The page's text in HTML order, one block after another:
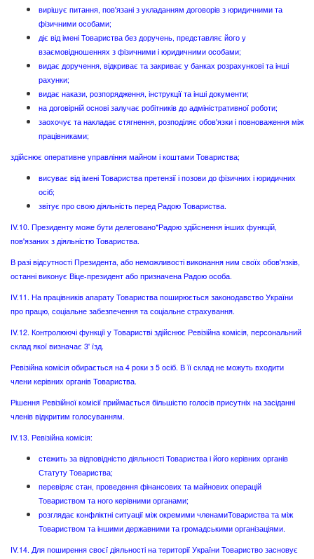
вирішує питання, пов'язані з укладанням договорів з юридичними та
фізичними особами;
діє від імені Товариства без доручень, представляє його у
взаємовідношеннях з фізичними і юридичними особами;
видає доручення, відкриває та закриває у банках розрахункові та інші
рахунки;
видає накази, розпорядження, інструкції та інші документи;
на договірній основі залучає робітників до адміністративної роботи;
заохочує та накладає стягнення, розподіляє обов'язки і повноваження між
працівниками;
здійснює оперативне управління майном і коштами Товариства;
висуває від імені Товариства претензії і позови до фізичних і юридичних
осіб;
звітує про свою діяльність перед Радою Товариства.
IV.10. Президенту може бути делеговано*Радою здійснення інших функцій,
пов'язаних з діяльністю Товариства.
В разі відсутності Президента, або неможливості виконання ним своїх обов'язків,
останні виконує Віце-президент або призначена Радою особа.
IV.11. На працівників апарату Товариства поширюється законодавство України
про працю, соціальне забезпечення та соціальне страхування.
IV.12. Контролюючі функції у Товаристві здійснює Ревізійна комісія, персональний
склад якої визначає 3' їзд.
Ревізійна комісія обирається на 4 роки з 5 осіб. В її склад не можуть входити
члени керівних органів Товариства.
Рішення Ревізійної комісії приймається більшістю голосів присутніх на засіданні
членів відкритим голосуванням.
IV.13. Ревізійна комісія:
стежить за відповідністю діяльності Товариства і його керівних органів
Статуту Товариства;
перевіряє стан, проведення фінансових та майнових операцій
Товариством та ного керівними органами;
розглядає конфліктні ситуації між окремими членамиТовариства та між
Товариством та іншими державними та громадськими організаціями.
IV.14. Для поширення своєї діяльності на території України Товариство засновує